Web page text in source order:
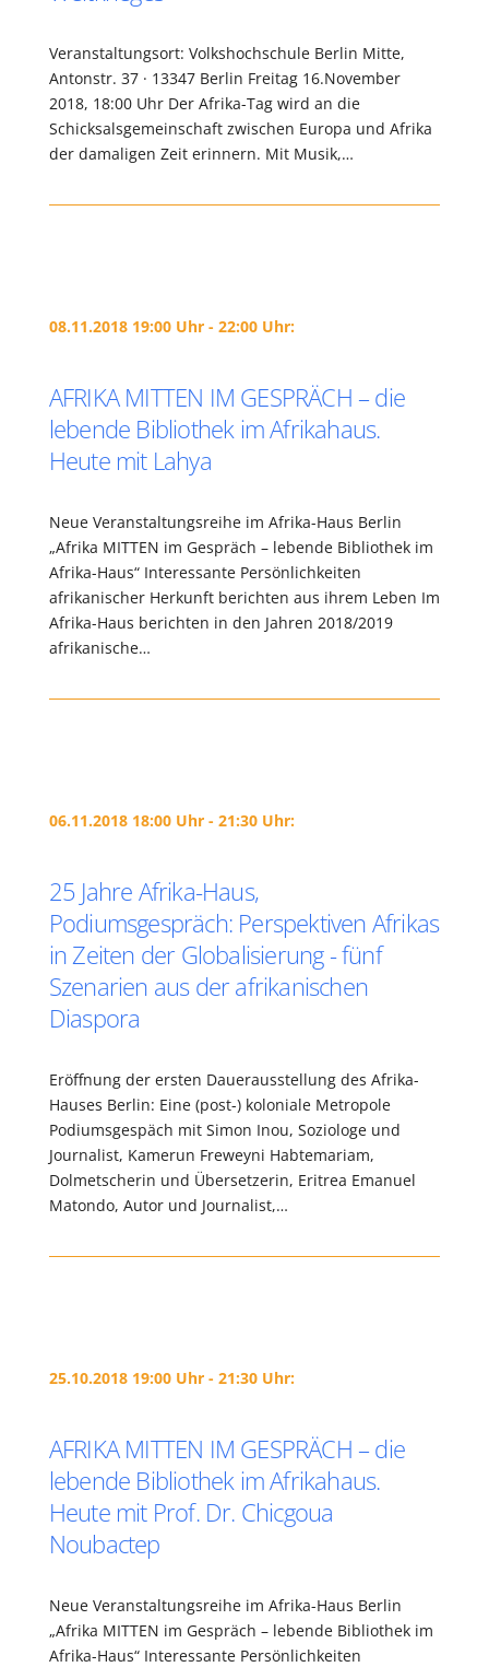
Veranstaltungsort: Volkshochschule Berlin Mitte,
Antonstr. 37 · 13347 Berlin Freitag 16.November
2018, 18:00 Uhr Der Afrika-Tag wird an die
Schicksalsgemeinschaft zwischen Europa und Afrika
der damaligen Zeit erinnern. Mit Musik,…
08.11.2018 19:00 Uhr - 22:00 Uhr:
AFRIKA MITTEN IM GESPRÄCH – die
lebende Bibliothek im Afrikahaus.
Heute mit Lahya
Neue Veranstaltungsreihe im Afrika-Haus Berlin
„Afrika MITTEN im Gespräch – lebende Bibliothek im
Afrika-Haus“ Interessante Persönlichkeiten
afrikanischer Herkunft berichten aus ihrem Leben Im
Afrika-Haus berichten in den Jahren 2018/2019
afrikanische…
06.11.2018 18:00 Uhr - 21:30 Uhr:
25 Jahre Afrika-Haus,
Podiumsgespräch: Perspektiven Afrikas
in Zeiten der Globalisierung - fünf
Szenarien aus der afrikanischen
Diaspora
Eröffnung der ersten Dauerausstellung des Afrika-
Hauses Berlin: Eine (post-) koloniale Metropole
Podiumsgespäch mit Simon Inou, Soziologe und
Journalist, Kamerun Freweyni Habtemariam,
Dolmetscherin und Übersetzerin, Eritrea Emanuel
Matondo, Autor und Journalist,…
25.10.2018 19:00 Uhr - 21:30 Uhr:
AFRIKA MITTEN IM GESPRÄCH – die
lebende Bibliothek im Afrikahaus.
Heute mit Prof. Dr. Chicgoua
Noubactep
Neue Veranstaltungsreihe im Afrika-Haus Berlin
„Afrika MITTEN im Gespräch – lebende Bibliothek im
Afrika-Haus“ Interessante Persönlichkeiten